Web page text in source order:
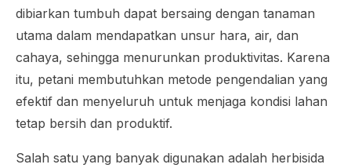
dibiarkan tumbuh dapat bersaing dengan tanaman
utama dalam mendapatkan unsur hara, air, dan
cahaya, sehingga menurunkan produktivitas. Karena
itu, petani membutuhkan metode pengendalian yang
efektif dan menyeluruh untuk menjaga kondisi lahan
tetap bersih dan produktif.
Salah satu yang banyak digunakan adalah herbisida